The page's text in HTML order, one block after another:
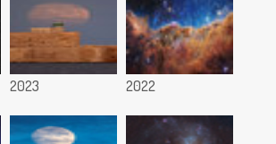
2023 2022